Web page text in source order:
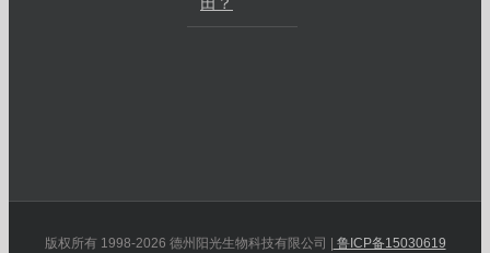
版权所有 1998-2026 德州阳光生物科技有限公司 |
鲁ICP备15030619